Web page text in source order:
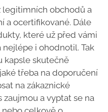
legitimních obchodů a
a ocertifikované. Dále
které už před vámi
i ohodnotil. Tak
kapsle skutečně
třeba na doporučení
na zákaznické
a vyptat se na